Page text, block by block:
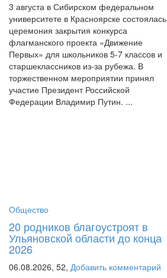
3 августа в Сибирском федеральном
университете в Красноярске состоялась
церемония закрытия конкурса
флагманского проекта «Движение
Первых» для школьников 5-7 классов и
старшеклассников из-за рубежа. В
торжественном мероприятии принял
участие Президент Российской
Федерации Владимир Путин. ...
Общество
20 родников благоустроят в
Ульяновской области до конца
2026
06.08.2026, 52, Добавить комментарий